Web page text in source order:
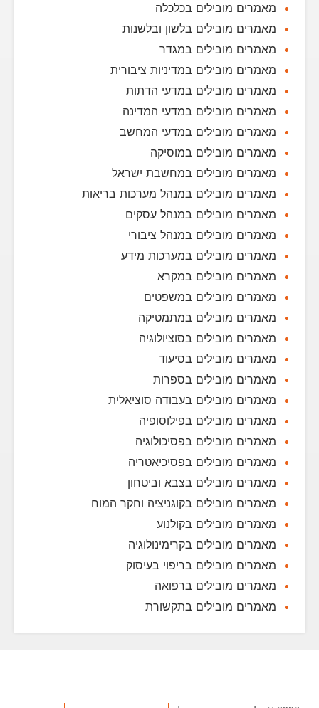
מאמרים מובילים בכלכלה
מאמרים מובילים בלשון ובלשנות
מאמרים מובילים במגדר
מאמרים מובילים במדיניות ציבורית
מאמרים מובילים במדעי הדתות
מאמרים מובילים במדעי המדינה
מאמרים מובילים במדעי המחשב
מאמרים מובילים במוסיקה
מאמרים מובילים במחשבת ישראל
מאמרים מובילים במנהל מערכות בריאות
מאמרים מובילים במנהל עסקים
מאמרים מובילים במנהל ציבורי
מאמרים מובילים במערכות מידע
מאמרים מובילים במקרא
מאמרים מובילים במשפטים
מאמרים מובילים במתמטיקה
מאמרים מובילים בסוציולוגיה
מאמרים מובילים בסיעוד
מאמרים מובילים בספרות
מאמרים מובילים בעבודה סוציאלית
מאמרים מובילים בפילוסופיה
מאמרים מובילים בפסיכולוגיה
מאמרים מובילים בפסיכיאטריה
מאמרים מובילים בצבא וביטחון
מאמרים מובילים בקוגניציה וחקר המוח
מאמרים מובילים בקולנוע
מאמרים מובילים בקרימינולוגיה
מאמרים מובילים בריפוי בעיסוק
מאמרים מובילים ברפואה
מאמרים מובילים בתקשורת